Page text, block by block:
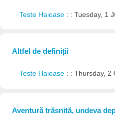
Teste Haioase : : Tuesday, 1
Altfel de definiții
Teste Haioase : : Thursday, 2
Aventură trăsnită, undeva